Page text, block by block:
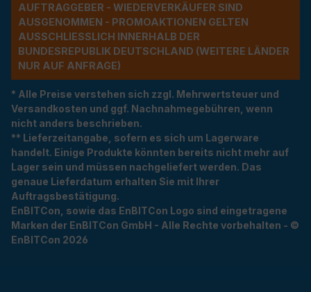
UFTRAGGEBER - WIEDERVERKÄUFER SIND A
USGENOMMEN - PROMOAKTIONEN GELTEN A
USSCHLIESSLICH INNERHALB DER BU
NDESREPUBLIK DEUTSCHLAND (WEITERE LÄNDER NU
R AUF ANFRAGE)
* Alle Preise verstehen sich zzgl. Mehrwertsteuer und
Versandkosten und ggf. Nachnahmegebühren, wenn
nicht anders beschrieben.
** Lieferzeitangabe, sofern es sich um Lagerware
handelt. Einige Produkte könnten bereits nicht mehr auf
Lager sein und müssen nachgeliefert werden. Das
genaue Lieferdatum erhalten Sie mit Ihrer
Auftragsbestätigung.
EnBITCon, sowie das EnBITCon Logo sind eingetragene
Marken der EnBITCon GmbH - Alle Rechte vorbehalten - ©
EnBITCon 2026